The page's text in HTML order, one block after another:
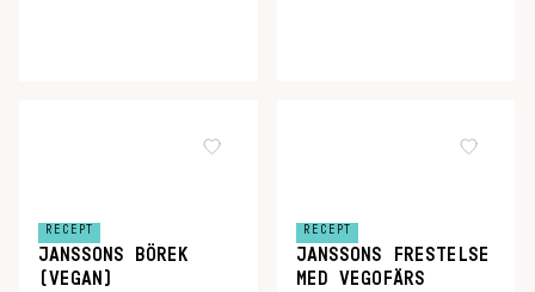
RECEPT
JANSSONS BÖREK
(VEGAN)
RECEPT
JANSSONS FRESTELSE
MED VEGOFÄRS